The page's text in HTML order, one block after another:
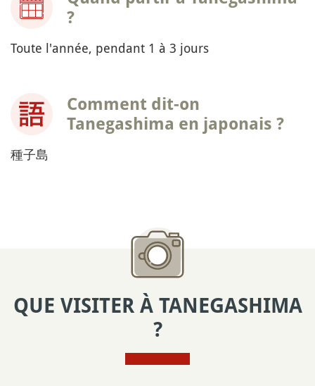
?
Toute l'année, pendant 1 à 3 jours
Comment dit-on
Tanegashima en japonais ?
種子島
QUE VISITER À TANEGASHIMA
?